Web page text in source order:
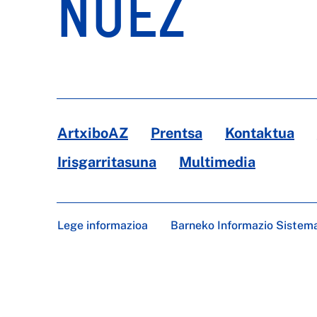
NUEZ
ArtxiboAZ Prentsa Kontaktua
Irisgarritasuna
Multimedia
Lege informazioa Barneko Informazio